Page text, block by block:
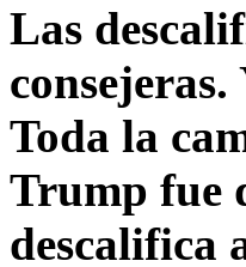
Las
Toda la
Trump fue
descalifica